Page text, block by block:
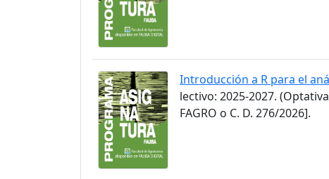
Introducción a R para el
lectivo: 2025-2027.
FAGRO o C. D. 276/2026].